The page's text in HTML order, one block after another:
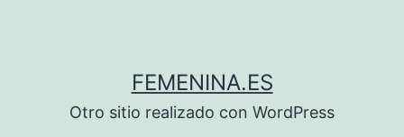
FEMENINA.ES
Otro sitio realizado con WordPress